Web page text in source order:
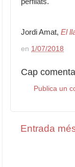
Jordi Amat, El
en 1/07/2018
Cap
Publica un
Entrada